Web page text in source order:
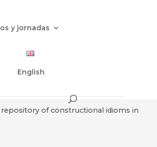
of constructional idioms in
y jornadas
English